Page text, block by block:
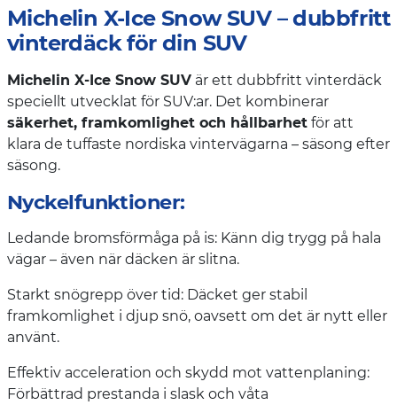
Michelin X-Ice Snow SUV – dubbfritt
vinterdäck för din SUV
Michelin X-Ice Snow SUV är ett dubbfritt vinterdäck
speciellt utvecklat för SUV:ar. Det kombinerar
säkerhet, framkomlighet och hållbarhet för att
klara de tuffaste nordiska vintervägarna – säsong efter
säsong.
Nyckelfunktioner:
Ledande bromsförmåga på is: Känn dig trygg på hala
vägar – även när däcken är slitna.
Starkt snögrepp över tid: Däcket ger stabil
framkomlighet i djup snö, oavsett om det är nytt eller
använt.
Effektiv acceleration och skydd mot vattenplaning:
Förbättrad prestanda i slask och våta